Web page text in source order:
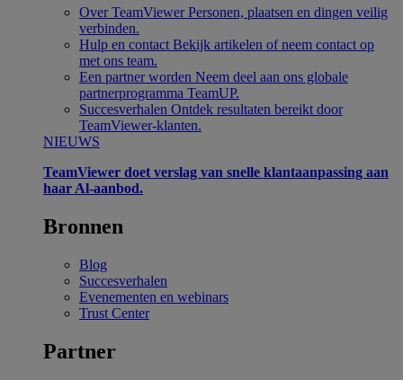
Over TeamViewer Personen, plaatsen en dingen veilig
verbinden.
Hulp en contact Bekijk artikelen of neem contact op
met ons team.
Een partner worden Neem deel aan ons globale
partnerprogramma TeamUP.
Succesverhalen Ontdek resultaten bereikt door
TeamViewer-klanten.
NIEUWS
TeamViewer doet verslag van snelle klantaanpassing aan
haar Al-aanbod.
Bronnen
Blog
Succesverhalen
Evenementen en webinars
Trust Center
Partner